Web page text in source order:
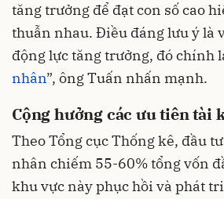
tăng trưởng để đạt con số cao
thuẫn nhau. Điều đáng lưu ý là
động lực tăng trưởng, đó chính
nhân”, ông Tuấn nhấn mạnh.
Cộng hưởng các ưu tiên tài
Theo Tổng cục Thống kê, đầu
nhân chiếm 55-60% tổng vốn
khu vực này phục hồi và phát